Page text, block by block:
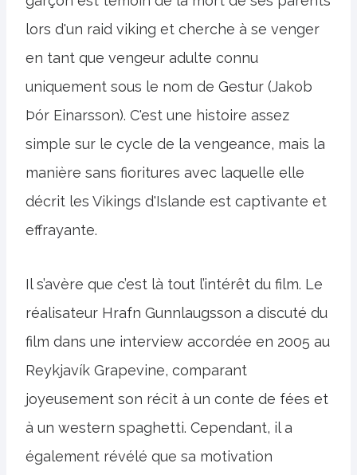
lors d'un raid viking et cherche à se venger
en tant que vengeur adulte connu
uniquement sous le nom de Gestur (Jakob
Þór Einarsson). C'est une histoire assez
simple sur le cycle de la vengeance, mais la
manière sans fioritures avec laquelle elle
décrit les Vikings d'Islande est captivante et
effrayante.
Il s’avère que c’est là tout l’intérêt du film. Le
réalisateur Hrafn Gunnlaugsson a discuté du
film dans une interview accordée en 2005 au
Reykjavík Grapevine, comparant
joyeusement son récit à un conte de fées et
à un western spaghetti. Cependant, il a
également révélé que sa motivation